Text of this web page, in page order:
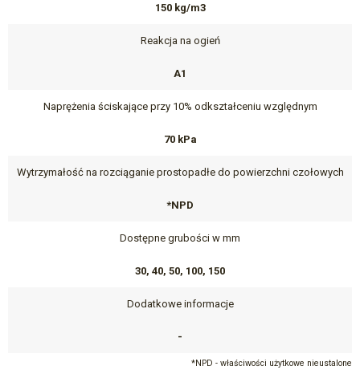
150 kg/m3
Reakcja na ogień
A1
Naprężenia ściskające przy 10% odkształceniu względnym
70 kPa
Wytrzymałość na rozciąganie prostopadłe do powierzchni czołowych
*NPD
Dostępne grubości w mm
30, 40, 50, 100, 150
Dodatkowe informacje
-
*NPD - właściwości użytkowe nieustalone